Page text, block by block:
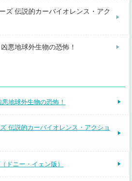
ズ 伝説的カーバイオレンス・アク
悪地球外生物の恐怖！
地球外生物の恐怖！
伝説的カーバイオレンス・アクショ
ドニー・イェン版）